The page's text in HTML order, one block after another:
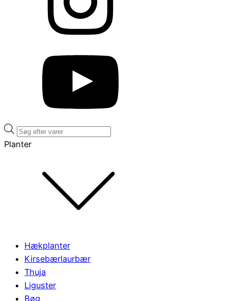
Products
search
Planter
Hækplanter
Kirsebærlaurbær
Thuja
Liguster
Bøg